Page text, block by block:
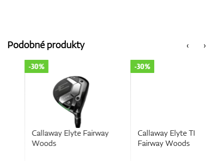
‹
Podobné produkty ›
Callaway Elyte Fairway
Woods
Callaway Elyte TI
Fairway Woods